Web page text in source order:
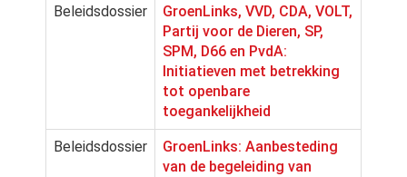
Beleidsdossier
GroenLinks, VVD, CDA, VOLT,
Partij voor de Dieren, SP,
SPM, D66 en PvdA:
Initiatieven met betrekking
tot openbare
toegankelijkheid
Beleidsdossier
GroenLinks: Aanbesteding
van de begeleiding van